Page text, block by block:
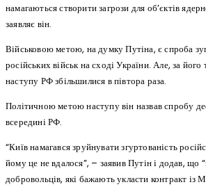
намагаються створити загрози для об’єктів
заявляє він.
Військовою метою, на думку Путіна, є спроба
російських військ на сході України. Але, за
наступу РФ збільшилися в півтора раза.
Політичною метою наступу він назвав спробу
всередині РФ.
“Київ намагався зруйнувати згуртованість
йому це не вдалося”, – заявив Путін і додав, що
добровольців, які бажають укласти контракт із